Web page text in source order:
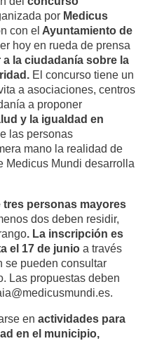
por Medicus
con el Ayuntamiento de
hoy en rueda de prensa
la ciudadanía sobre la
El concurso tiene un
a asociaciones, centros
a proponer
y la igualdad en
las personas
mano la realidad de
Medicus Mundi desarrolla
tres personas mayores
dos deben residir,
. La inscripción es
el 17 de junio a través
se pueden consultar
Las propuestas deben
en actividades para
en el municipio,